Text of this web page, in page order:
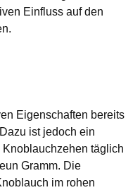
Einfluss auf den
Eigenschaften bereits
ist jedoch ein
täglich
Gramm. Die
im rohen